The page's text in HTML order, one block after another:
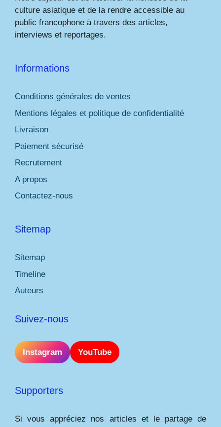
culture asiatique et de la rendre accessible au
public francophone à travers des articles,
interviews et reportages.
Informations
Conditions générales de ventes
Mentions légales et politique de confidentialité
Livraison
Paiement sécurisé
Recrutement
A propos
Contactez-nous
Sitemap
Sitemap
Timeline
Auteurs
Suivez-nous
Instagram YouTube
Supporters
Si vous appréciez nos articles et le partage de